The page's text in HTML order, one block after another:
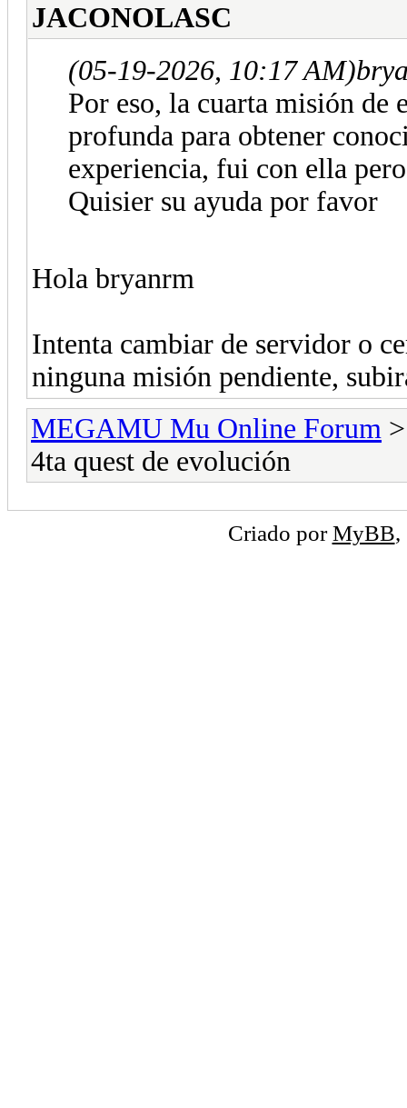
JACONOLASC
(05-19-2026, 10:17 AM)
Por eso, la cuarta misión
profunda para obtener
experiencia, fui con ella
Quisier su ayuda por favor
Hola bryanrm
Intenta cambiar de servidor o
ninguna misión pendiente,
MEGAMU Mu Online Forum
4ta quest de evolución
Criado porMyBB,